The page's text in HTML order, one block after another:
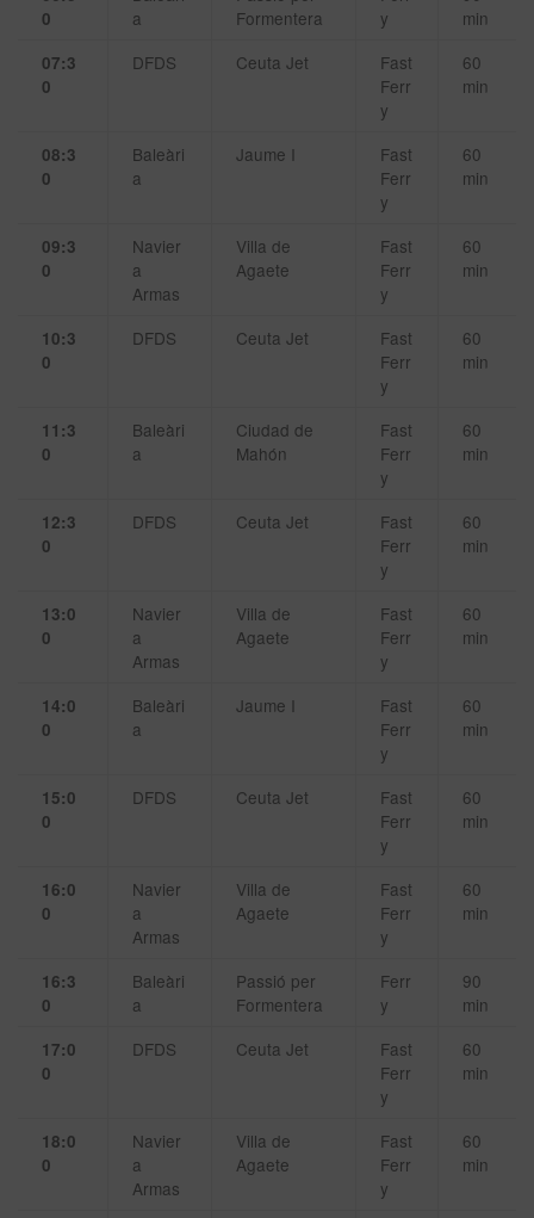
0
a
Formentera
y
min
07:3
0
DFDS Ceuta Jet
Fast
Ferr
y
60
min
08:3
0
Baleàri
a
Jaume I
Fast
Ferr
y
60
min
09:3
0
Navier
a
Armas
Villa de
Agaete
Fast
Ferr
y
60
min
10:3
0
DFDS Ceuta Jet
Fast
Ferr
y
60
min
11:3
0
Baleàri
a
Ciudad de
Mahón
Fast
Ferr
y
60
min
12:3
0
DFDS Ceuta Jet
Fast
Ferr
y
60
min
13:0
0
Navier
a
Armas
Villa de
Agaete
Fast
Ferr
y
60
min
14:0
0
Baleàri
a
Jaume I
Fast
Ferr
y
60
min
15:0
0
DFDS Ceuta Jet
Fast
Ferr
y
60
min
16:0
0
Navier
a
Armas
Villa de
Agaete
Fast
Ferr
y
60
min
16:3
0
Baleàri
a
Passió per
Formentera
Ferr
y
90
min
17:0
0
DFDS Ceuta Jet
Fast
Ferr
y
60
min
18:0
0
Navier
a
Armas
Villa de
Agaete
Fast
Ferr
y
60
min